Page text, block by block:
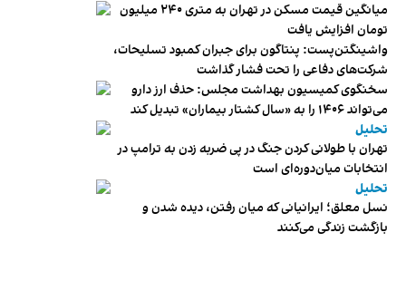
میانگین قیمت مسکن در تهران به متری ۲۴۰ میلیون
تومان افزایش یافت
واشینگتن‌پست: پنتاگون برای جبران کمبود تسلیحات،
شرکت‌های دفاعی را تحت فشار گذاشت
سخنگوی کمیسیون بهداشت مجلس: حذف ارز دارو
می‌تواند ۱۴۰۶ را به «سال کشتار بیماران» تبدیل کند
تحلیل
تهران با طولانی کردن جنگ در پی ضربه زدن به ترامپ در
انتخابات میان‌دوره‌ای است
تحلیل
نسل معلق؛ ایرانیانی که میان رفتن، دیده شدن و
بازگشت زندگی می‌کنند